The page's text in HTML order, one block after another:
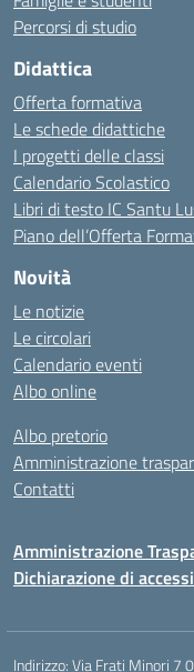
Percorsi di studio
Didattica
Offerta formativa
Le schede didattiche
I progetti delle classi
Calendario Scolastico
Libri di testo IC Santu
Piano dell’Offerta
Novità
Le notizie
Le circolari
Calendario eventi
Albo online
Albo pretorio
Amministrazione
Contatti
Amministrazione
Dichiarazione di
Indirizzo:Via Frati Minori 7